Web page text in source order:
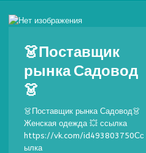
👗Поставщик
рынка Садовод
👗
👗Поставщик рынка Садовод👗
Женская одежда 💥 ссылка
https://vk.com/id493803750Сс
ылка